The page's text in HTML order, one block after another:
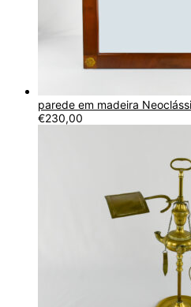
parede em madeira
€230,00